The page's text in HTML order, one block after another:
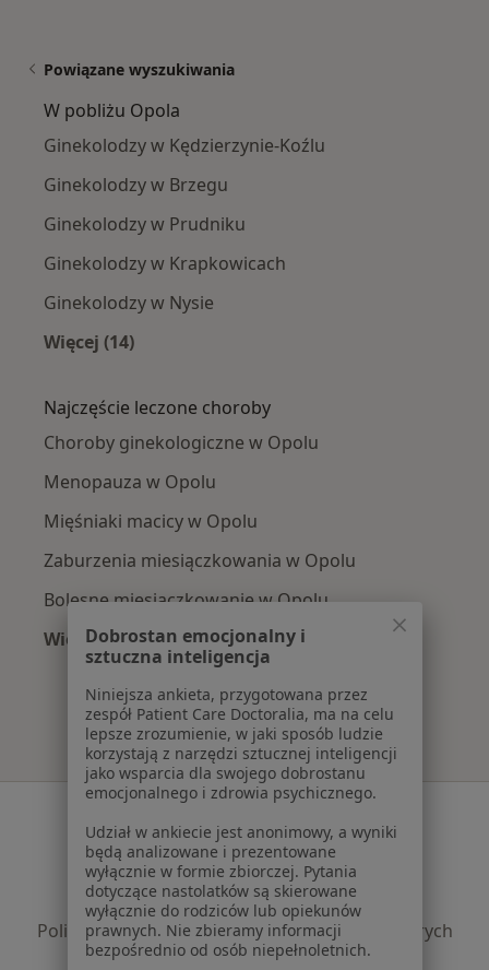
Powiązane wyszukiwania
W pobliżu Opola
Ginekolodzy w Kędzierzynie-Koźlu
Ginekolodzy w Brzegu
Ginekolodzy w Prudniku
Ginekolodzy w Krapkowicach
Ginekolodzy w Nysie
Więcej (14)
Najczęście leczone choroby
Choroby ginekologiczne w Opolu
Menopauza w Opolu
Mięśniaki macicy w Opolu
Zaburzenia miesiączkowania w Opolu
Bolesne miesiączkowanie w Opolu
Więcej (15)
Więcej w kategorii: Najczęście leczone
Regulamin
Polityka prywatności pacjentów
Polityka prywatności profesjonalistów
Polityka prywatności dla profesjonalistów, których
dane pozyskaliśmy samodzielnie
Dobrostan emocjonalny i
sztuczna inteligencja
Niniejsza ankieta, przygotowana przez
zespół Patient Care Doctoralia, ma na celu
lepsze zrozumienie, w jaki sposób ludzie
korzystają z narzędzi sztucznej inteligencji
jako wsparcia dla swojego dobrostanu
emocjonalnego i zdrowia psychicznego.
Udział w ankiecie jest anonimowy, a wyniki
będą analizowane i prezentowane
wyłącznie w formie zbiorczej. Pytania
dotyczące nastolatków są skierowane
wyłącznie do rodziców lub opiekunów
prawnych. Nie zbieramy informacji
bezpośrednio od osób niepełnoletnich.